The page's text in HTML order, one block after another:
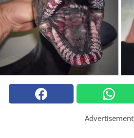
Advertisement